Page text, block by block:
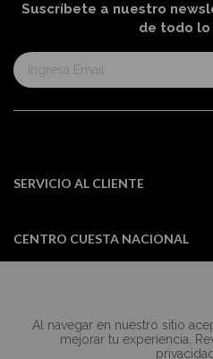
Al navegar en nuestro sitio
mejorar tu experiencia.
privacidad
Suscríbete a nuestro
de todo lo
Suscríbase
al
informativo:
SERVICIO AL CLIENTE
CENTRO CUESTA NACIONAL
Todos los derechos
Cuesta